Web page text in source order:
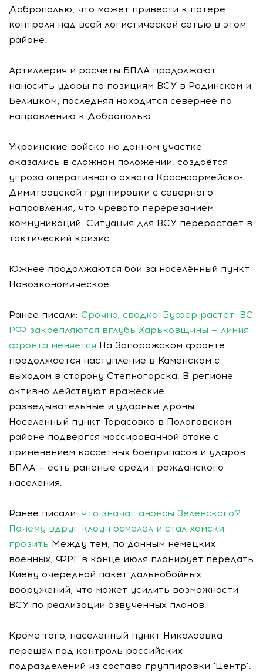
Доброполью, что может привести к потере
контроля над всей логистической сетью в этом
районе.
Артиллерия и расчёты БПЛА продолжают
наносить удары по позициям ВСУ в Родинском и
Белицком, последняя находится севернее по
направлению к Доброполью.
Украинские войска на данном участке
оказались в сложном положении: создаётся
угроза оперативного охвата Красноармейско-
Димитровской группировки с северного
направления, что чревато перерезанием
коммуникаций. Ситуация для ВСУ перерастает в
тактический кризис.
Южнее продолжаются бои за населённый пункт
Новоэкономическое.
Ранее писали: Срочно, сводка! Буфер растёт: ВС
РФ закрепляются вглубь Харьковщины — линия
фронта меняется На Запорожском фронте
продолжается наступление в Каменском с
выходом в сторону Степногорска. В регионе
активно действуют вражеские
разведывательные и ударные дроны.
Населённый пункт Тарасовка в Пологовском
районе подвергся массированной атаке с
применением кассетных боеприпасов и ударов
БПЛА — есть раненые среди гражданского
населения.
Ранее писали: Что значат анонсы Зеленского?
Почему вдруг клоун осмелел и стал хамски
грозить Между тем, по данным немецких
военных, ФРГ в конце июля планирует передать
Киеву очередной пакет дальнобойных
вооружений, что может усилить возможности
ВСУ по реализации озвученных планов.
Кроме того, населённый пункт Николаевка
перешёл под контроль российских
подразделений из состава группировки "Центр".